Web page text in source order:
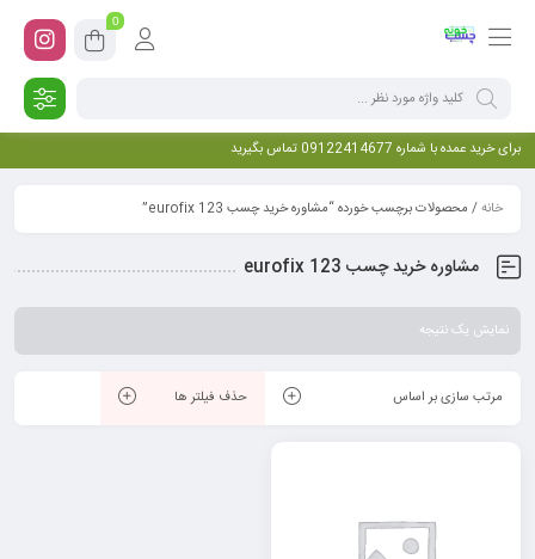
0
برای خرید عمده با شماره 09122414677 تماس بگیرید
خانه/ محصولات برچسب خورده “مشاوره خرید چسب 123 eurofix”
مشاوره خرید چسب 123 eurofix
نمایش یک نتیجه
مرتب سازی بر اساس حذف فیلتر ها